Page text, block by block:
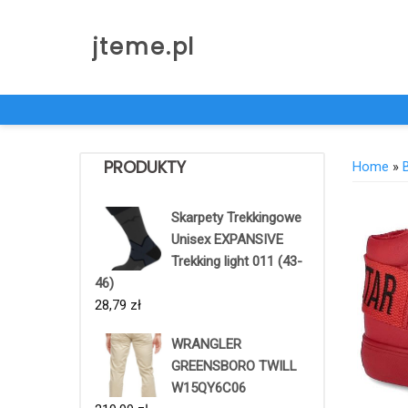
jteme.pl
PRODUKTY
Skarpety Trekkingowe
Unisex EXPANSIVE
Trekking light 011 (43-
46)
28,79 zł
WRANGLER
GREENSBORO TWILL
W15QY6C06
Home »